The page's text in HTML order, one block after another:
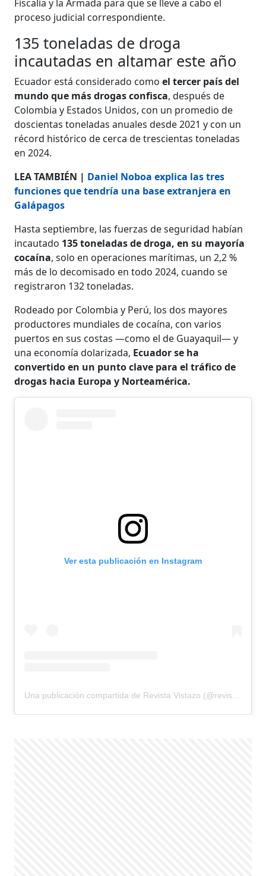
Fiscalía y la Armada para que se lleve a cabo el
proceso judicial correspondiente.
135 toneladas de droga
incautadas en altamar este año
Ecuador está considerado comoel tercer país del
mundo que más drogas confisca, después de
Colombia y Estados Unidos, con un promedio de
doscientas toneladas anuales desde 2021 y con un
récord histórico de cerca de trescientas toneladas
en 2024.
LEA TAMBIÉN | Daniel Noboa explica las tres
funciones que tendría una base extranjera en
Galápagos
Hasta septiembre, las fuerzas de seguridad habían
incautado 135 toneladas de droga, en su mayoría
cocaína, solo en operaciones marítimas, un 2,2 %
más de lo decomisado en todo 2024, cuando se
registraron 132 toneladas.
Rodeado por Colombia y Perú, los dos mayores
productores mundiales de cocaína, con varios
puertos en sus costas —como el de Guayaquil— y
una economía dolarizada, Ecuador se ha
convertido en un punto clave para el tráfico de
drogas hacia Europa y Norteamérica.
Ver esta publicación en Instagram